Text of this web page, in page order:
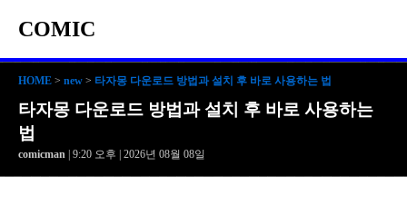
COMIC
HOME > new > 타자몽 다운로드 방법과 설치 후 바로 사용하는 법
타자몽 다운로드 방법과 설치 후 바로 사용하는
법
comicman | 9:20 오후 | 2026년 08월 08일